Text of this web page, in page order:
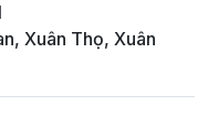
Xuân Thọ, Xuân